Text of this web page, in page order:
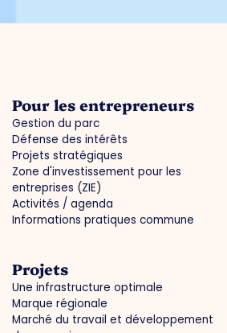
Pour les entrepreneurs
Gestion du parc
Défense des intérêts
Projets stratégiques
Zone d'investissement pour les
entreprises (ZIE)
Activités / agenda
Informations pratiques commune
Projets
Une infrastructure optimale
Marque régionale
Marché du travail et développement